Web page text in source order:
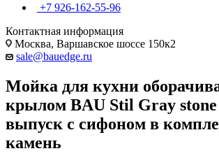
+7 926-162-55-96
Контактная информация
Москва, Варшавское шоссе 150к2
sale@bauedge.ru
Мойка для кухни
крылом BAU Stil Gray stone
выпуск с сифоном в
камень